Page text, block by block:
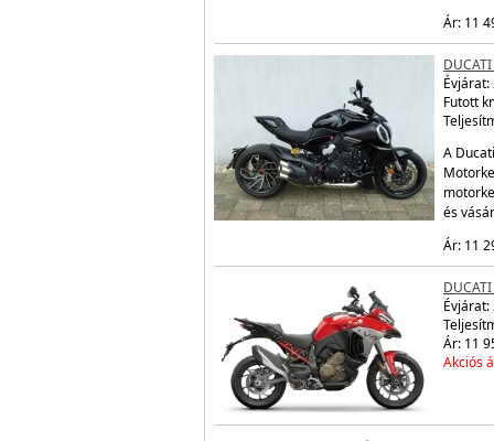
Ár: 11
Évjárat:
Futott
A
és
Ár: 11
Évjárat:
Ár: 11
Akciós